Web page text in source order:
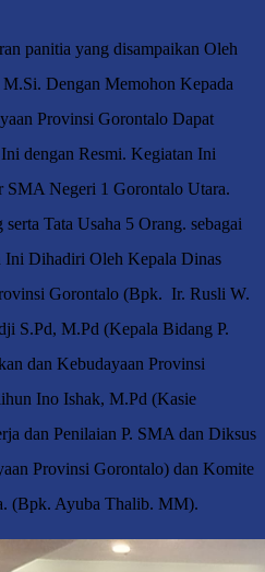
panitia yang disampaikan Oleh
Dengan Memohon Kepada
Provinsi Gorontalo Dapat
dengan Resmi. Kegiatan Ini
Negeri 1 Gorontalo Utara.
Tata Usaha 5 Orang. sebagai
Ini Dihadiri Oleh Kepala Dinas
Gorontalo (Bpk. Ir. Rusli W.
S.Pd, M.Pd (Kepala Bidang P.
dan Kebudayaan Provinsi
Ino Ishak, M.Pd (Kasie
dan Penilaian P. SMA dan Diksus
Provinsi Gorontalo) dan Komite
(Bpk. Ayuba Thalib. MM).